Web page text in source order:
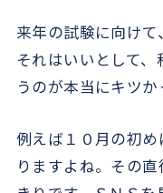
来年の試験に向けて
それはいいとして
うのが本当にキツか
例えば１０月の初
りますよね。その